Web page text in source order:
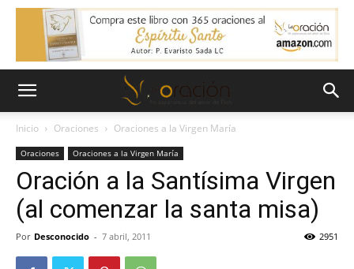
Inicio Oraciones Oraciones a la Virgen María
Oraciones Oraciones a la Virgen María
Oración a la Santísima Virgen
(al comenzar la santa misa)
Por Desconocido - 7 abril, 2011 2951